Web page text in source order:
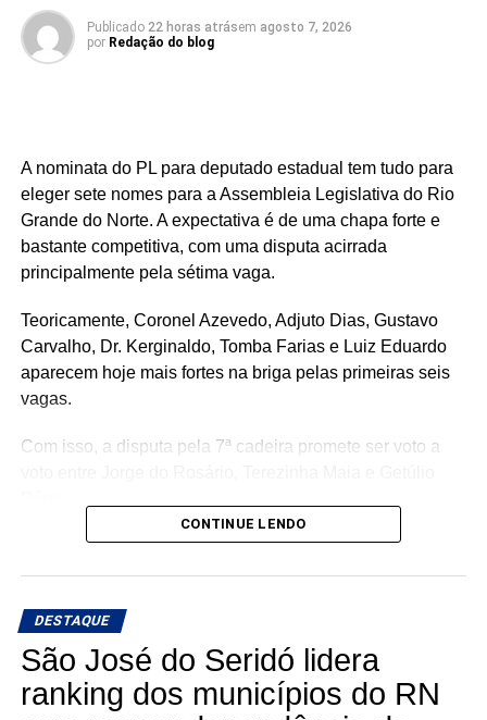
Publicado 22 horas atrásem agosto 7, 2026
por Redação do blog
A nominata do PL para deputado estadual tem tudo para
eleger sete nomes para a Assembleia Legislativa do Rio
Grande do Norte. A expectativa é de uma chapa forte e
bastante competitiva, com uma disputa acirrada
principalmente pela sétima vaga.
Teoricamente, Coronel Azevedo, Adjuto Dias, Gustavo
Carvalho, Dr. Kerginaldo, Tomba Farias e Luiz Eduardo
aparecem hoje mais fortes na briga pelas primeiras seis
vagas.
Com isso, a disputa pela 7ª cadeira promete ser voto a
Os três possuem bases e estruturas eleitorais importantes
e chegam à reta da pré-campanha buscando garantir um
potencial para fazer sete cadeiras, a briga pela última
vaga promete ser uma das mais acirradas da eleição para
a ALRN em 2026
CONTINUE LENDO
DESTAQUE
São José do Seridó lidera
ranking dos municípios do RN